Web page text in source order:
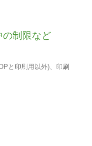
の制限など
と印刷用以外)、印刷